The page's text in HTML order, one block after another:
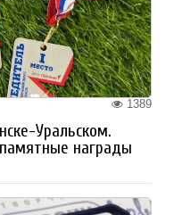
1389
Уральском.
награды